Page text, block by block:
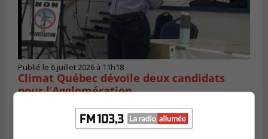
Publié le 6 juillet 2026 à 11h18
Climat Québec dévoile deux candidats
pour l’Agglomération